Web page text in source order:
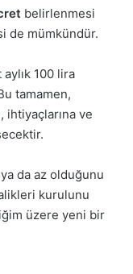
belirlenmesi
de mümkündür.
100 lira
tamamen,
ihtiyaçlarına ve
da az olduğunu
kurulunu
üzere yeni bir